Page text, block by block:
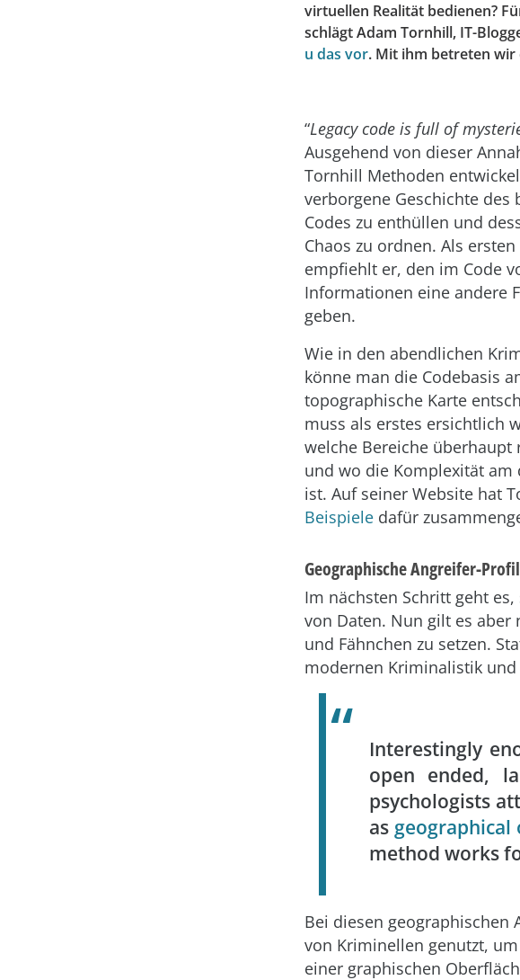
virtuellen Realität bedienen?
schlägt Adam Tornhill, IT-
u das vor. Mit ihm betreten wir
“Legacy code is full of
Ausgehend von dieser
Tornhill Methoden
verborgene Geschichte des
Codes zu enthüllen und
Chaos zu ordnen. Als
empfiehlt er, den im Code
Informationen eine andere
geben.
Wie in den abendlichen
könne man die Codebasis
topographische Karte
muss als erstes ersichtlich
welche Bereiche überhaupt
und wo die Komplexität am
ist. Auf seiner Website hat
Beispiele dafür
Geographische Angreifer-
Im nächsten Schritt geht
von Daten. Nun gilt es aber
und Fähnchen zu setzen.
modernen Kriminalistik und
Interestingly
open ended,
psychologists
as
method works
Bei diesen
von Kriminellen genutzt,
einer graphischen